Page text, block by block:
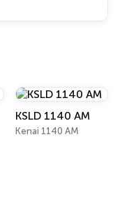
KSLD 1140 AM
Kenai 1140 AM